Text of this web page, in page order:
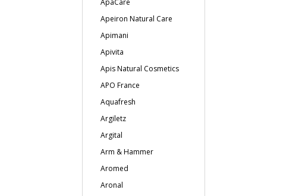
ApaCare
Apeiron Natural Care
Apimani
Apivita
Apis Natural Cosmetics
APO France
Aquafresh
Argiletz
Argital
Arm & Hammer
Aromed
Aronal